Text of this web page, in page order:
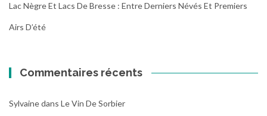
Lac Nègre Et Lacs De Bresse : Entre Derniers Névés Et Premiers
Airs D’été
Commentaires récents
Sylvainedans Le Vin De Sorbier